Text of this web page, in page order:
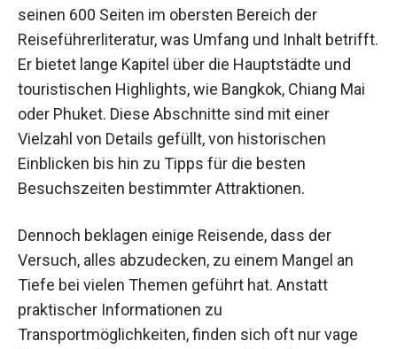
seinen 600 Seiten im obersten Bereich der
Reiseführerliteratur, was Umfang und Inhalt betrifft.
Er bietet lange Kapitel über die Hauptstädte und
touristischen Highlights, wie Bangkok, Chiang Mai
oder Phuket. Diese Abschnitte sind mit einer
Vielzahl von Details gefüllt, von historischen
Einblicken bis hin zu Tipps für die besten
Besuchszeiten bestimmter Attraktionen.
Dennoch beklagen einige Reisende, dass der
Versuch, alles abzudecken, zu einem Mangel an
Tiefe bei vielen Themen geführt hat. Anstatt
praktischer Informationen zu
Transportmöglichkeiten, finden sich oft nur vage